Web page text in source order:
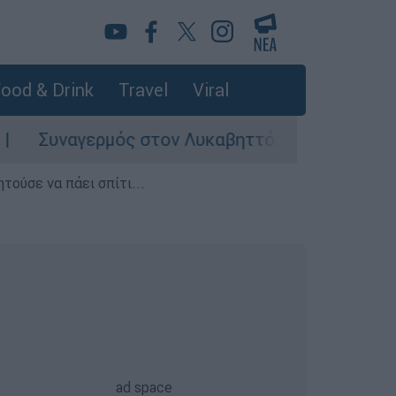
& Drink Travel Viral
στον Λυκαβηττό: Σορός σε
να πάει σπίτι...